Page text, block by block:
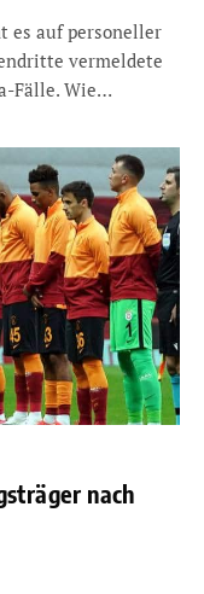
es auf personeller
vermeldete
Fälle. Wie…
nach